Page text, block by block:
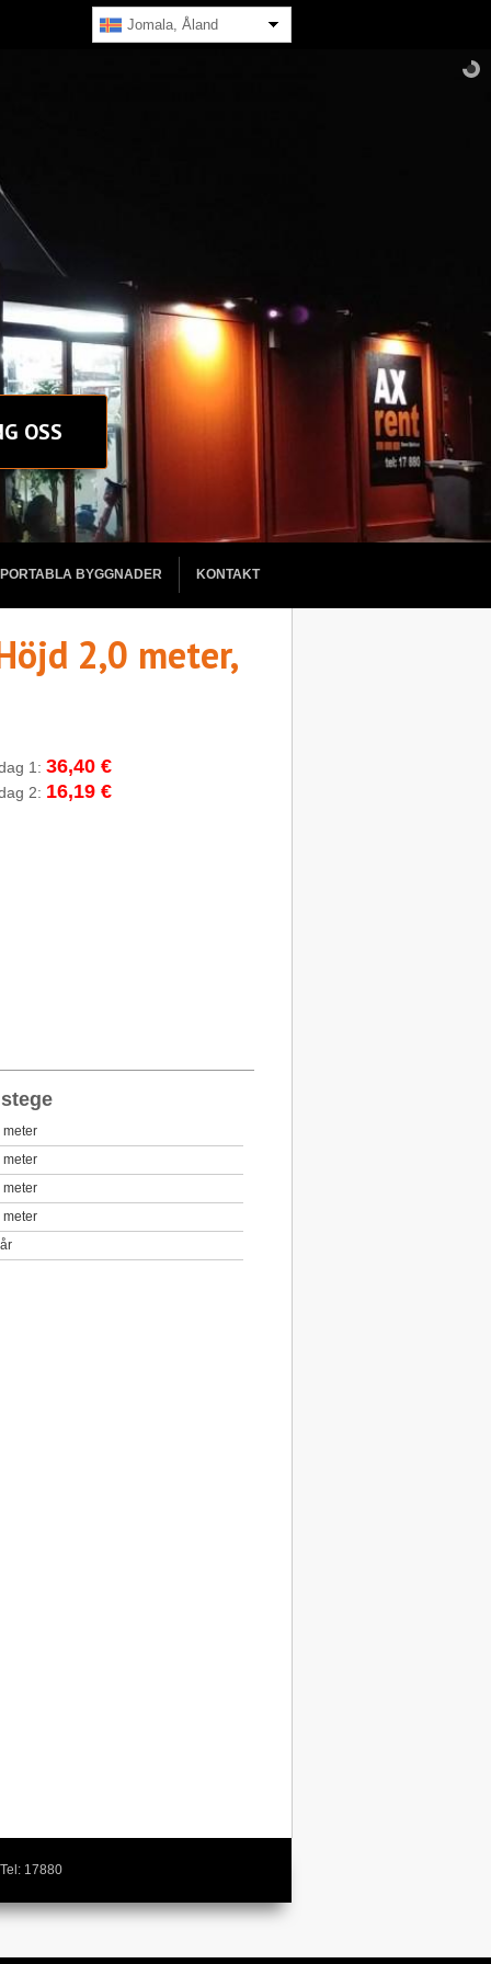
Jomala, Åland
OSS
PORTABLA BYGGNADER KONTAKT
2,0 meter,
1: 36,40 €
2: 16,19 €
meter
meter
meter
meter
17880